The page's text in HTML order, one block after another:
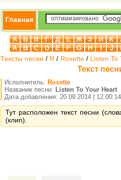
Главная
А Б В Г Д Е Ж З И К
A
B C D E F G H I J
Тексты песен / R / Roxette / Listen To
Текст
Исполнитель: Roxette
Название песни: Listen To Your Heart
Дата добавления: 20.09.2014 | 12:00:14
Тут расположен текст песни
(клип).